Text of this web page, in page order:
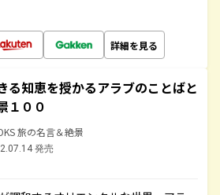
詳細を見る
る知恵を授かるアラブのことばと
１００
旅の名言＆絶景
発売